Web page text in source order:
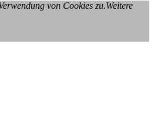
von Cookies zu.Weitere